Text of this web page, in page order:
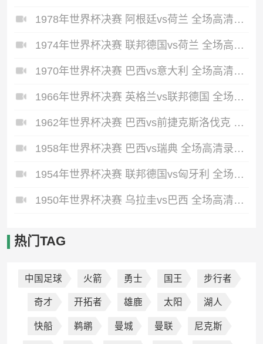
1978年世界杯决赛 阿根廷vs荷兰 全场高清录像回放
1974年世界杯决赛 联邦德国vs荷兰 全场高清录像回放
1970年世界杯决赛 巴西vs意大利 全场高清录像回放
1966年世界杯决赛 英格兰vs联邦德国 全场高清录像回放
1962年世界杯决赛 巴西vs前捷克斯洛伐克 全场高清录像回放
1958年世界杯决赛 巴西vs瑞典 全场高清录像回放
1954年世界杯决赛 联邦德国vs匈牙利 全场高清录像回放
1950年世界杯决赛 乌拉圭vs巴西 全场高清录像回放
热门TAG
中国足球 火箭 勇士 国王 步行者
奇才 开拓者 雄鹿 太阳 湖人
快船 鹈鹕 曼城 曼联 尼克斯